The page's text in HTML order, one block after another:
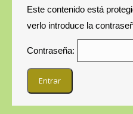
Este contenido está
verlo introduce la
Contraseña: